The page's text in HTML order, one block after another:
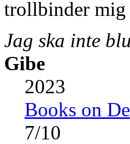
Jag ska inte
Gibe
2023
Books on
7/10